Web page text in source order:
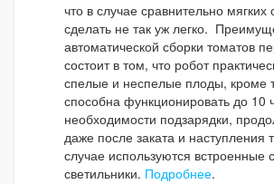
что в случае сравнительно
сделать не так уж легко.
автоматической сборки томатов
состоит в том, что робот
спелые и неспелые плоды, кроме
способна функционировать до 10
необходимости подзарядки,
даже после заката и наступления
случае используются встроенные
светильники. Подробнее.